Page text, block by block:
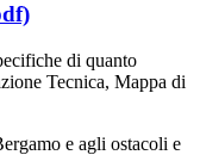
di quanto
Tecnica, Mappa di
e agli ostacoli e